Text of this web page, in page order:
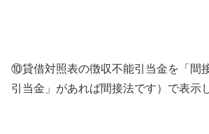
⑩貸借対照表の徴収不能引当金を「間
引当金」があれば間接法です）で表示